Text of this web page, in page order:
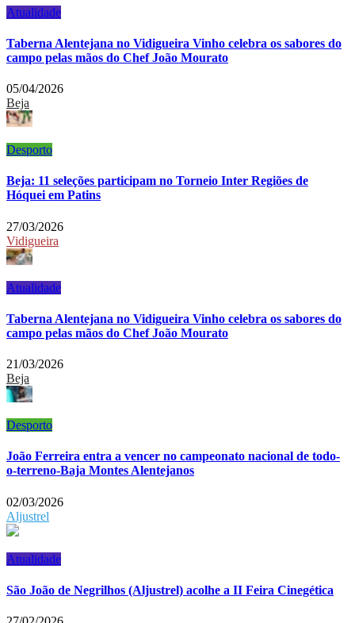
Atualidade
Taberna Alentejana no Vidigueira Vinho celebra os sabores do
campo pelas mãos do Chef João Mourato
05/04/2026
Beja
Desporto
Beja: 11 seleções participam no Torneio Inter Regiões de
Hóquei em Patins
27/03/2026
Vidigueira
Atualidade
Taberna Alentejana no Vidigueira Vinho celebra os sabores do
campo pelas mãos do Chef João Mourato
21/03/2026
Beja
Desporto
João Ferreira entra a vencer no campeonato nacional de todo-
o-terreno-Baja Montes Alentejanos
02/03/2026
Aljustrel
Atualidade
São João de Negrilhos (Aljustrel) acolhe a II Feira Cinegética